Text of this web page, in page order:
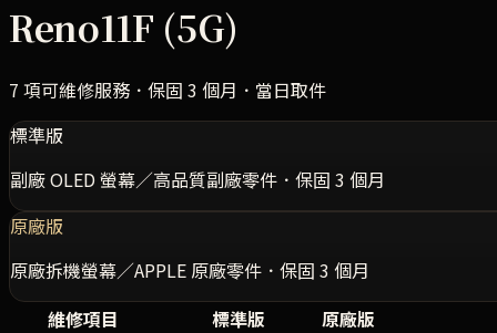
Reno11F (5G)
7 項可維修服務．保固 3 個月．當日取件
標準版
副廠 OLED 螢幕／高品質副廠零件．保固 3 個月
原廠版
原廠拆機螢幕／APPLE 原廠零件．保固 3 個月
維修項目
標準版
原廠版